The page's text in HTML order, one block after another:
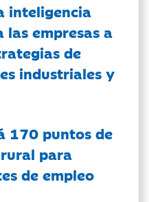
inteligencia
empresas a
de
industriales y
170 puntos de
para
de empleo